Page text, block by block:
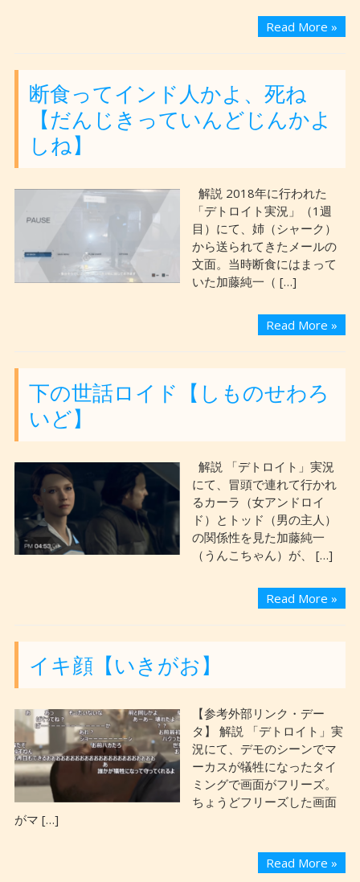
Read More »
断食ってインド人かよ、死ね
【だんじきっていんどじんかよ
しね】
解説 2018年に行われた
「デトロイト実況」（1週
目）にて、姉（シャーク）
から送られてきたメールの
文面。当時断食にはまって
いた加藤純一（ […]
Read More »
下の世話ロイド【しものせわろ
いど】
解説 「デトロイト」実況
にて、冒頭で連れて行かれ
るカーラ（女アンドロイ
ド）とトッド（男の主人）
の関係性を見た加藤純一
（うんこちゃん）が、 […]
Read More »
イキ顔【いきがお】
【参考外部リンク・デー
タ】 解説 「デトロイト」実
況にて、デモのシーンでマ
ーカスが犠牲になったタイ
ミングで画面がフリーズ。
ちょうどフリーズした画面
がマ […]
Read More »